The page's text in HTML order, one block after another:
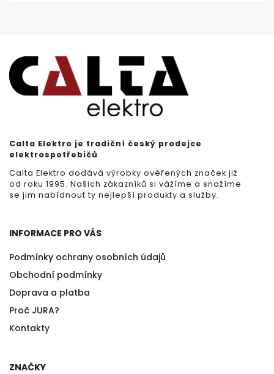
Calta Elektro je tradiční český prodejce
elektrospotřebičů
Calta Elektro dodává výrobky ověřených značek již
od roku 1995. Našich zákazníků si vážíme a snažíme
se jim nabídnout ty nejlepší produkty a služby.
INFORMACE PRO VÁS
Podmínky ochrany osobních údajů
Obchodní podmínky
Doprava a platba
Proč JURA?
Kontakty
ZNAČKY